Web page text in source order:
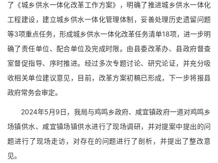
了《城乡供水一体化改革工作方案》，明确了推进城乡供水一体化
工程建设，建立城乡供水一体化管理体制，妥善处理历史遗留问题
等3项重点任务，形成城乡供水一体化改革任务清单18项，进一步明
确了责任单位、配合单位及完成时限。由县委改革办、县政府督查
室督促指导、序时推进。经过多次专题讨论、研究论证，并充分吸
收相关单位建议意见，目前，改革方案初稿已形成，下一步将报县
政府常务会审定。
2024年5月9日，我局与鸡鸣乡政府、咸宜镇政府一道对鸡鸣乡
场镇供水、咸宜镇场镇供水进行了现场调研，并对提案中提出的问
题进行了现场走访，对存在的问题进行了剖析，并提出了整改意
见。